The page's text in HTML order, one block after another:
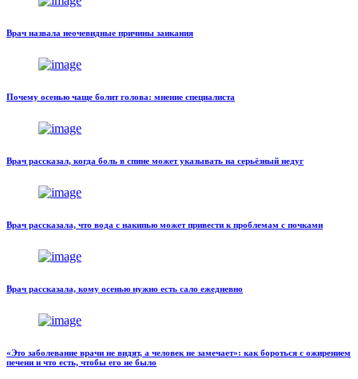
Врач назвала неочевидные причины заикания
Почему осенью чаще болит голова: мнение специалиста
Врач рассказал, когда боль в спине может указывать на серьёзный недуг
Врач рассказала, что вода с накипью может привести к проблемам с почками
Врач рассказала, кому осенью нужно есть сало ежедневно
«Это заболевание врачи не видят, а человек не замечает»: как бороться с ожирением
печени и что есть, чтобы его не было